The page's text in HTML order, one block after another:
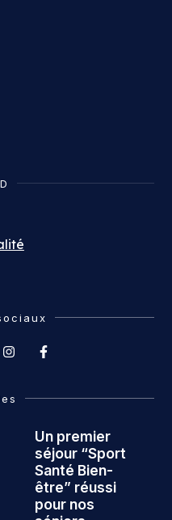
Un premier
séjour “Sport
Santé Bien-
être” réussi
pour nos